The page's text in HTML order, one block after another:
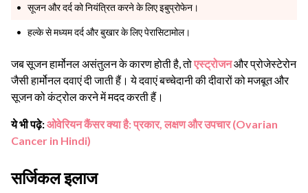
सूजन और दर्द को नियंत्रित करने के लिए इबुप्रोफेन।
हल्के से मध्यम दर्द और बुखार के लिए पेरासिटामोल।
जब सूजन हार्मोनल असंतुलन के कारण होती है, तोएस्ट्रोजनऔर प्रोजेस्टेरोन
जैसी हार्मोनल दवाएं दी जाती हैं। ये दवाएं बच्चेदानी की दीवारों को मजबूत और
सूजन को कंट्रोल करने में मदद करती हैं।
ये भी पढ़े:ओवेरियन कैंसर क्या है: प्रकार, लक्षण और उपचार (Ovarian
Cancer in Hindi)
सर्जिकल इलाज